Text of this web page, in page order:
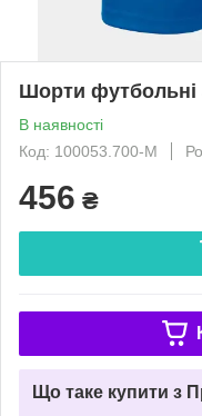
Шорти футбольні
В наявності
Код: 100053.700-М
456 ₴
Що таке купити з